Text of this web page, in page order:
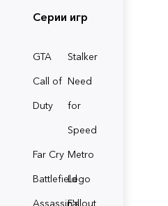
Серии игр
GTA
Stalker
Call of
Duty
Need
for
Speed
Far Cry Metro
BattlefieldLego
Assassin'sFallout